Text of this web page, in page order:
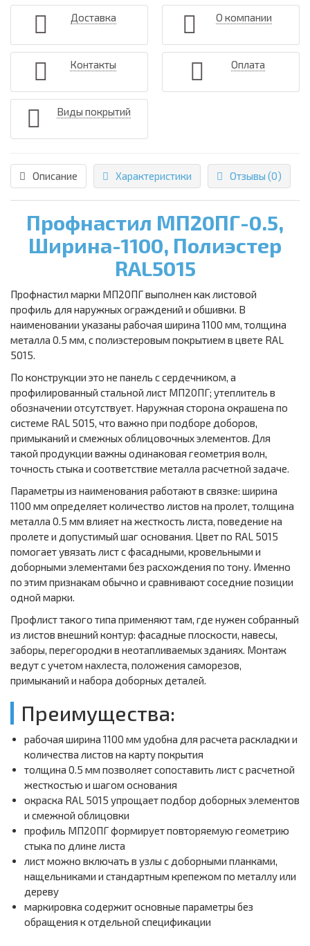
Доставка О компании
Контакты Оплата
Виды покрытий
Описание Характеристики Отзывы (0)
Профнастил МП20ПГ-0.5,
Ширина-1100, Полиэстер
RAL5015
Профнастил марки МП20ПГ выполнен как листовой
профиль для наружных ограждений и обшивки. В
наименовании указаны рабочая ширина 1100 мм, толщина
металла 0.5 мм, с полиэстеровым покрытием в цвете RAL
5015.
По конструкции это не панель с сердечником, а
профилированный стальной лист МП20ПГ; утеплитель в
обозначении отсутствует. Наружная сторона окрашена по
системе RAL 5015, что важно при подборе доборов,
примыканий и смежных облицовочных элементов. Для
такой продукции важны одинаковая геометрия волн,
точность стыка и соответствие металла расчетной задаче.
Параметры из наименования работают в связке: ширина
1100 мм определяет количество листов на пролет, толщина
металла 0.5 мм влияет на жесткость листа, поведение на
пролете и допустимый шаг основания. Цвет по RAL 5015
помогает увязать лист с фасадными, кровельными и
доборными элементами без расхождения по тону. Именно
по этим признакам обычно и сравнивают соседние позиции
одной марки.
Профлист такого типа применяют там, где нужен собранный
из листов внешний контур: фасадные плоскости, навесы,
заборы, перегородки в неотапливаемых зданиях. Монтаж
ведут с учетом нахлеста, положения саморезов,
примыканий и набора доборных деталей.
Преимущества:
рабочая ширина 1100 мм удобна для расчета раскладки и
количества листов на карту покрытия
толщина 0.5 мм позволяет сопоставить лист с расчетной
жесткостью и шагом основания
окраска RAL 5015 упрощает подбор доборных элементов
и смежной облицовки
профиль МП20ПГ формирует повторяемую геометрию
стыка по длине листа
лист можно включать в узлы с доборными планками,
нащельниками и стандартным крепежом по металлу или
дереву
маркировка содержит основные параметры без
обращения к отдельной спецификации